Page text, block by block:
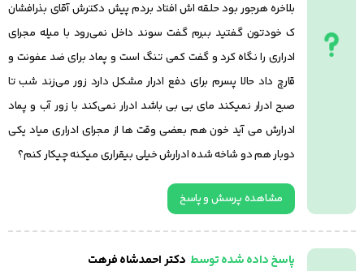
بلاخره هرجور بود حلقه اش افتاد بردم پیش دکترش آقای بذرافشان
ک خودتون گفتید ببرم گفت سوند داخل نمی‌رود با میله مجرای
ادراری را نگاه کرد و گفت کمی تنگ است و پماد برای ضد عفونت و
قارچ داد حالا پسرم برای دفع ادرار مشکل دارد زور می‌زند شب تا
صبح ادرار نمیکند مای بی بی باشد ادرار نمی‌کند با زور آب و پماد
ادرارش می آید خون هم بعضی وقت ها از مجرای ادراری میاد یکی
دوبار هم دو شاخه شده ادرارش خیلی بیقراری میکنه چیکار کنم؟
مشاهده پرسش و پاسخ
پاسخ داده شده توسط دکتر احمدشاه فرهت